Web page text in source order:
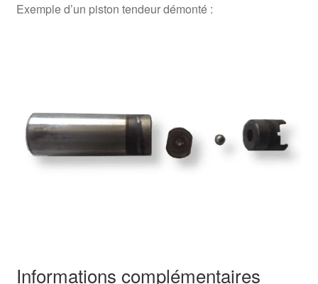
Exemple d’un piston tendeur démonté :
Informations complémentaires